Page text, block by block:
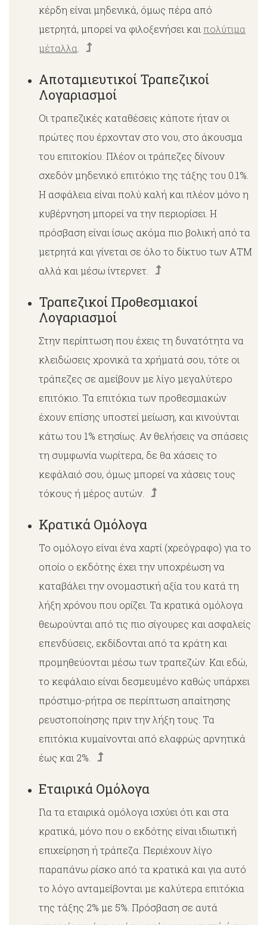
κέρδη είναι μηδενικά, όμως πέρα από
μετρητά, μπορεί να φιλοξενήσει και πολύτιμα
μέταλλα
Αποταμιευτικοί Τραπεζικοί
Λογαριασμοί
Οι τραπεζικές καταθέσεις κάποτε ήταν οι
πρώτες που έρχονταν στο νου, στο άκουσμα
του επιτοκίου. Πλέον οι τράπεζες δίνουν
σχεδόν μηδενικό επιτόκιο της τάξης του 0.1%.
Η ασφάλεια είναι πολύ καλή και πλέον μόνο η
κυβέρνηση μπορεί να την περιορίσει. Η
πρόσβαση είναι ίσως ακόμα πιο βολική από τα
μετρητά και γίνεται σε όλο το δίκτυο των ΑΤΜ
αλλά και μέσω ίντερνετ.
Τραπεζικοί Προθεσμιακοί
Λογαριασμοί
Στην περίπτωση που έχεις τη δυνατότητα να
κλειδώσεις χρονικά τα χρήματά σου, τότε οι
τράπεζες σε αμείβουν με λίγο μεγαλύτερο
επιτόκιο. Τα επιτόκια των προθεσμιακών
έχουν επίσης υποστεί μείωση, και κινούνται
κάτω του 1% ετησίως. Αν θελήσεις να σπάσεις
τη συμφωνία νωρίτερα, δε θα χάσεις το
κεφάλαιό σου, όμως μπορεί να χάσεις τους
τόκους ή μέρος αυτών.
Κρατικά Ομόλογα
Το ομόλογο είναι ένα χαρτί (χρεόγραφο) για το
οποίο ο εκδότης έχει την υποχρέωση να
καταβάλει την ονομαστική αξία του κατά τη
λήξη χρόνου που ορίζει. Τα κρατικά ομόλογα
θεωρούνται από τις πιο σίγουρες και ασφαλείς
επενδύσεις, εκδίδονται από τα κράτη και
προμηθεύονται μέσω των τραπεζών. Και εδώ,
το κεφάλαιο είναι δεσμευμένο καθώς υπάρχει
πρόστιμο-ρήτρα σε περίπτωση απαίτησης
ρευστοποίησης πριν την λήξη τους. Τα
επιτόκια κυμαίνονται από ελαφρώς αρνητικά
έως και 2%.
Εταιρικά Ομόλογα
Για τα εταιρικά ομόλογα ισχύει ότι και στα
κρατικά, μόνο που ο εκδότης είναι ιδιωτική
επιχείρηση ή τράπεζα. Περιέχουν λίγο
παραπάνω ρίσκο από τα κρατικά και για αυτό
το λόγο ανταμείβονται με καλύτερα επιτόκια
της τάξης 2% με 5%. Πρόσβαση σε αυτά